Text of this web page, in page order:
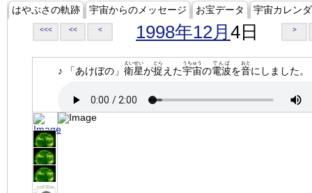
はやぶさの軌跡 宇宙からのメッセージ お宝データ 宇宙カレン
<<< << < 1998年12月 4日 >
♪ 「あけぼの」 衛星
えいせい
が捉
とら
えた宇宙
うちゅう
の電波
でんぱ
を音
おと
にしました。